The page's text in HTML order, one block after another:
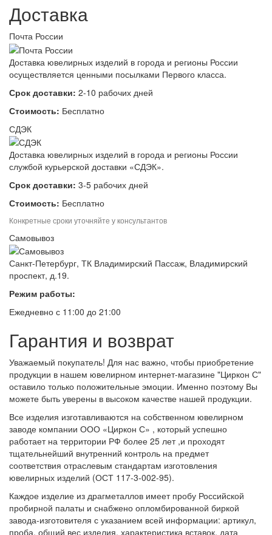
Доставка
Почта России
Доставка ювелирных изделий в города и регионы России
осуществляется ценными посылками Первого класса.
Срок доставки: 2-10 рабочих дней
Стоимость: Бесплатно
СДЭК
Доставка ювелирных изделий в города и регионы России
службой курьерской доставки «СДЭК».
Срок доставки: 3-5 рабочих дней
Стоимость: Бесплатно
Конкретные сроки уточняйте у консультантов
Самовывоз
Санкт-Петербург, ТК Владимирский Пассаж, Владимирский
проспект, д.19.
Режим работы:
Ежедневно с 11:00 до 21:00
Гарантия и возврат
Уважаемый покупатель! Для нас важно, чтобы приобретение
продукции в нашем ювелирном интернет-магазине "Циркон С"
оставило только положительные эмоции. Именно поэтому Вы
можете быть уверены в высоком качестве нашей продукции.
Все изделия изготавливаются на собственном ювелирном
заводе компании ООО «Циркон С» , который успешно
работает на территории РФ более 25 лет ,и проходят
тщательнейший внутренний контроль на предмет
соответствия отраслевым стандартам изготовления
ювелирных изделий (ОСТ 117-3-002-95).
Каждое изделие из драгметаллов имеет пробу Российской
пробирной палаты и снабжено опломбированной биркой
завода-изготовителя с указанием всей информации: артикул,
проба, общий вес изделия, характеристика вставок, дата